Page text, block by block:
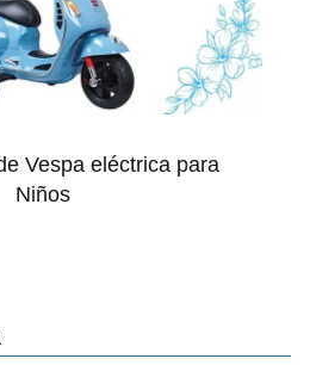
Vespa eléctrica para
Niños